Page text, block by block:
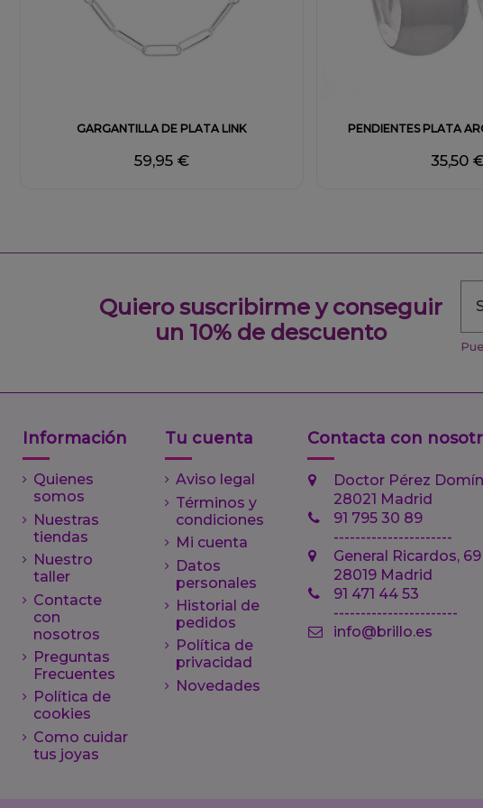
GARGANTILLA DE PLATA LINK
59,95 €
PENDIENTES PLATA
35,50
Quiero suscribirme y conseguir
un 10% de descuento
Información
Quienes
somos
Nuestras
tiendas
Nuestro
taller
Contacte
con
nosotros
Preguntas
Frecuentes
Política de
cookies
Como cuidar
tus joyas
Tu cuenta
Aviso legal
Términos y
condiciones
Mi cuenta
Datos
personales
Historial de
pedidos
Política de
privacidad
Novedades
Contacta con
Doctor Pérez
28021 Madrid
91 795 30 89
----------------------
General Ricardos, 69
28019 Madrid
91 471 44 53
-----------------------
info@brillo.es